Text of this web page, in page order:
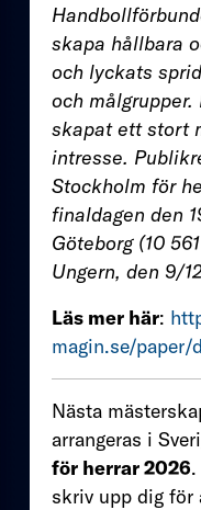
skapa hållbara
och lyckats
och
skapat ett stort
intresse.
Stockholm för
finaldagen den
Göteborg (10
Ungern, den 9/
Läs mer här:
magin.se/
Nästa
arrangeras i
för herrar 2026
skriv upp dig